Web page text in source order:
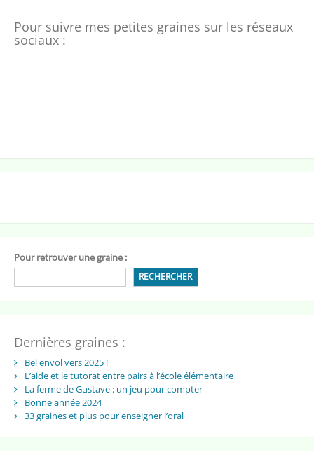
Pour suivre mes petites graines sur les réseaux
sociaux :
Pour retrouver une graine :
RECHERCHER
Dernières graines :
Bel envol vers 2025 !
L’aide et le tutorat entre pairs à l’école élémentaire
La ferme de Gustave : un jeu pour compter
Bonne année 2024
33 graines et plus pour enseigner l’oral